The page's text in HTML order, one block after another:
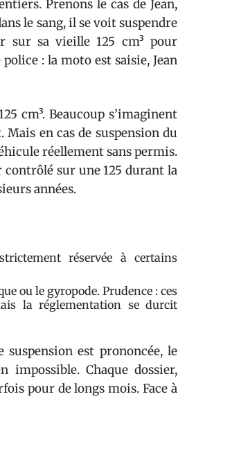
Prenons le cas de Jean,
le sang, il se voit suspendre
sur sa vieille 125 cm³ pour
: la moto est saisie, Jean
cm³. Beaucoup s’imaginent
en cas de suspension du
réellement sans permis.
contrôlé sur une 125 durant la
années.
réservée à certains
ou le gyropode. Prudence : ces
la réglementation se durcit
suspension est prononcée, le
impossible. Chaque dossier,
pour de longs mois. Face à